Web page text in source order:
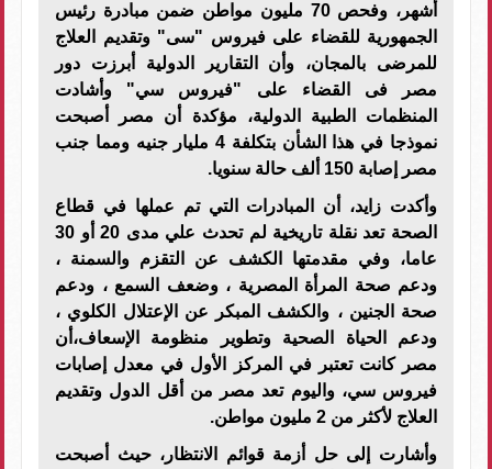
أشهر، وفحص 70 مليون مواطن ضمن مبادرة رئيس
الجمهورية للقضاء على فيروس "سى" وتقديم العلاج
للمرضى بالمجان، وأن التقارير الدولية أبرزت دور
مصر فى القضاء على "فيروس سي" وأشادت
المنظمات الطبية الدولية، مؤكدة أن مصر أصبحت
نموذجا في هذا الشأن بتكلفة 4 مليار جنيه ومما جنب
مصر إصابة 150 ألف حالة سنويا.
وأكدت زايد، أن المبادرات التي تم عملها في قطاع
الصحة تعد نقلة تاريخية لم تحدث علي مدى 20 أو 30
عاما، وفي مقدمتها الكشف عن التقزم والسمنة ،
ودعم صحة المرأة المصرية ، وضعف السمع ، ودعم
صحة الجنين ، والكشف المبكر عن الإعتلال الكلوي ،
ودعم الحياة الصحية وتطوير منظومة الإسعاف،أن
مصر كانت تعتبر في المركز الأول في معدل إصابات
فيروس سي، واليوم تعد مصر من أقل الدول وتقديم
العلاج لأكثر من 2 مليون مواطن.
وأشارت إلى حل أزمة قوائم الانتظار، حيث أصبحت